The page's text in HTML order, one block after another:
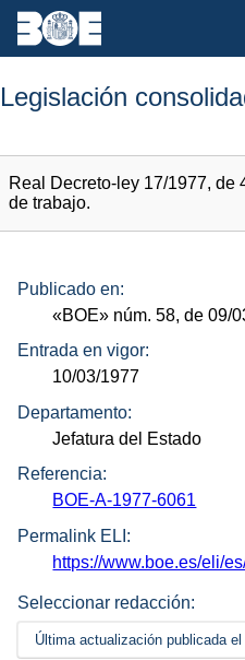
Legislación
Real Decreto-ley 17/1977, de
de trabajo.
Publicado en:
«BOE» núm. 58, de 09/
Entrada en vigor:
10/03/1977
Departamento:
Jefatura del Estado
Referencia:
BOE-A-1977-6061
Permalink ELI:
https://www.boe.es/eli/
Seleccionar redacción:
Última actualización publicada el